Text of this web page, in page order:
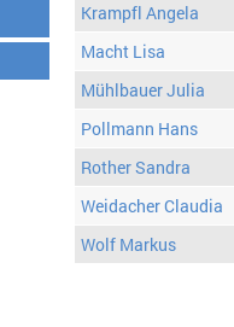
Krampfl Angela
Macht Lisa
Mühlbauer Julia
Pollmann Hans
Rother Sandra
Weidacher Claudia
Wolf Markus